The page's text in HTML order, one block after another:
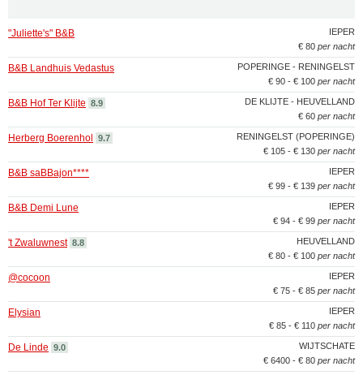
IEPER
"Juliette's" B&B
€ 80 per nacht
POPERINGE - RENINGELST
B&B Landhuis Vedastus
€ 90 - € 100 per nacht
DE KLIJTE - HEUVELLAND
B&B Hof Ter Klijte 8.9
€ 60 per nacht
RENINGELST (POPERINGE)
Herberg Boerenhol
9.7
€ 105 - € 130 per nacht
IEPER
B&B saBBajon****
€ 99 - € 139 per nacht
IEPER
B&B Demi Lune
€ 94 - € 99 per nacht
HEUVELLAND
't Zwaluwnest 8.8
€ 80 - € 100 per nacht
IEPER
@cocoon
€ 75 - € 85 per nacht
IEPER
Elysian
€ 85 - € 110 per nacht
WIJTSCHATE
De Linde 9.0
€ 6400 - € 80 per nacht